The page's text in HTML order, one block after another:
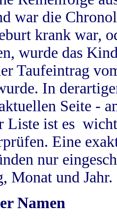
war die
krank war,
wurde das
Taufeintrag
In
Seite -
Liste ist es
Eine
nur
Monat und Jahr.
Namen